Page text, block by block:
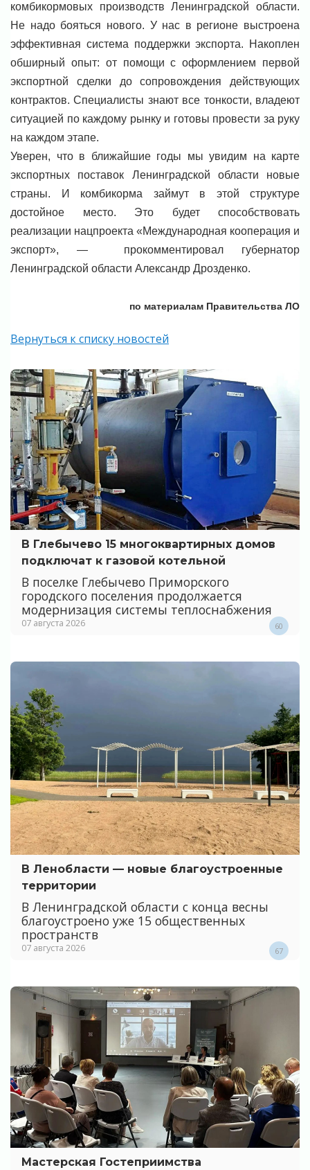
комбикормовых производств Ленинградской области.
Не надо бояться нового. У нас в регионе выстроена
эффективная система поддержки экспорта. Накоплен
обширный опыт: от помощи с оформлением первой
экспортной сделки до сопровождения действующих
контрактов. Специалисты знают все тонкости, владеют
ситуацией по каждому рынку и готовы провести за руку
на каждом этапе.
Уверен, что в ближайшие годы мы увидим на карте
экспортных поставок Ленинградской области новые
страны. И комбикорма займут в этой структуре
достойное место. Это будет способствовать
реализации нацпроекта «Международная кооперация и
экспорт», — прокомментировал губернатор
Ленинградской области Александр Дрозденко.
по материалам Правительства ЛО
Вернуться к списку новостей
В Глебычево 15 многоквартирных домов
подключат к газовой котельной
В поселке Глебычево Приморского
городского поселения продолжается
модернизация системы теплоснабжения
07 августа 2026 60
В Ленобласти — новые благоустроенные
территории
В Ленинградской области с конца весны
благоустроено уже 15 общественных
пространств
07 августа 2026 67
Мастерская Гостеприимства